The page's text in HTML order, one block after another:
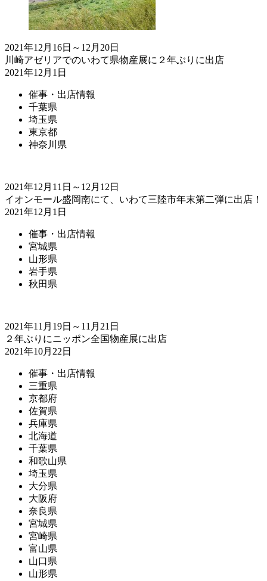
2021年12月16日～12月20日
川崎アゼリアでのいわて県物産展に２年ぶりに出店
2021年12月1日
催事・出店情報
千葉県
埼玉県
東京都
神奈川県
2021年12月11日～12月12日
イオンモール盛岡南にて、いわて三陸市年末第二弾に出店！
2021年12月1日
催事・出店情報
宮城県
山形県
岩手県
秋田県
2021年11月19日～11月21日
２年ぶりにニッポン全国物産展に出店
2021年10月22日
催事・出店情報
三重県
京都府
佐賀県
兵庫県
北海道
千葉県
和歌山県
埼玉県
大分県
大阪府
奈良県
宮城県
宮崎県
富山県
山口県
山形県